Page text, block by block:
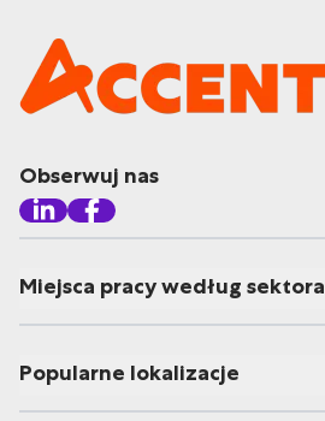
Obserwuj nas
Miejsca pracy według sektora
Popularne lokalizacje